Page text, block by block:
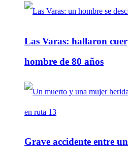
Las Varas: hallaron
hombre de 80 años
Grave accidente entre